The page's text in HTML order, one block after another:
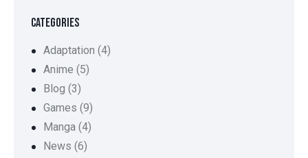
CATEGORIES
Adaptation (4)
Anime (5)
Blog (3)
Games (9)
Manga (4)
News (6)